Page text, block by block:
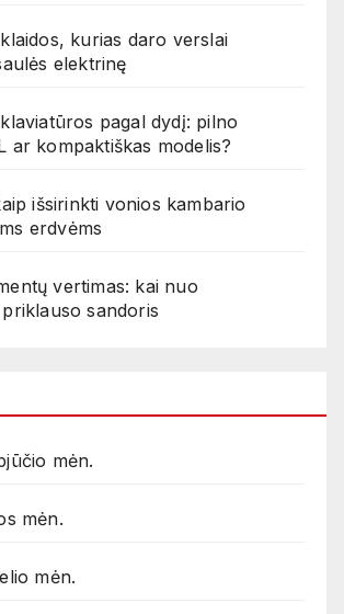
kurias daro verslai
elektrinę
pagal dydį: pilno
ar kompaktiškas modelis?
išsirinkti vonios kambario
erdvėms
vertimas: kai nuo
sandoris
mėn.
mėn.
mėn.